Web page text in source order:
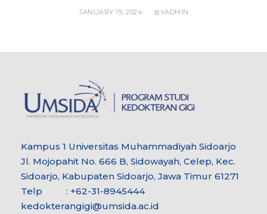
JANUARY 19, 2024 BYADMIN
Kampus 1 Universitas Muhammadiyah Sidoarjo
Jl. Mojopahit No. 666 B, Sidowayah, Celep, Kec.
Sidoarjo, Kabupaten Sidoarjo, Jawa Timur 61271
Telp : +62-31-8945444
kedokterangigi@umsida.ac.id